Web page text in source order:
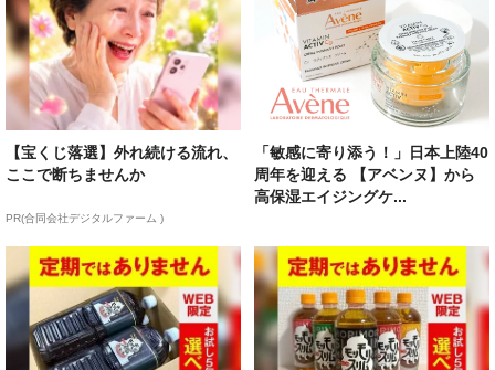
【宝くじ落選】外れ続ける流れ、
ここで断ちませんか
PR(合同会社デジタルファーム )
「敏感に寄り添う！」日本上陸40
周年を迎える 【アベンヌ】から
高保湿エイジングケ...